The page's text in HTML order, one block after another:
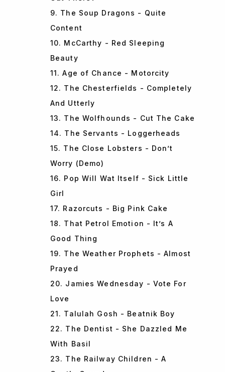
9. The Soup Dragons - Quite
Content
10. McCarthy - Red Sleeping
Beauty
11. Age of Chance - Motorcity
12. The Chesterfields - Completely
And Utterly
13. The Wolfhounds - Cut The Cake
14. The Servants - Loggerheads
15. The Close Lobsters - Don’t
Worry (Demo)
16. Pop Will Wat Itself - Sick Little
Girl
17. Razorcuts - Big Pink Cake
18. That Petrol Emotion - It’s A
Good Thing
19. The Weather Prophets - Almost
Prayed
20. Jamies Wednesday - Vote For
Love
21. Talulah Gosh - Beatnik Boy
22. The Dentist - She Dazzled Me
With Basil
23. The Railway Children - A